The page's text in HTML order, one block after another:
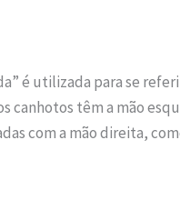
é utilizada para se
canhotos têm a mão
com a mão direita,